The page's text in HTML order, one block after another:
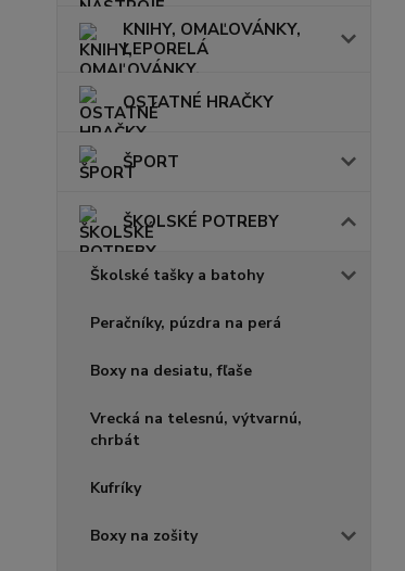
KNIHY, OMAĽOVÁNKY,
LEPORELÁ
OSTATNÉ HRAČKY
ŠPORT
ŠKOLSKÉ POTREBY
Školské tašky a batohy
Peračníky, púzdra na perá
Boxy na desiatu, fľaše
Vrecká na telesnú, výtvarnú,
chrbát
Kufríky
Boxy na zošity